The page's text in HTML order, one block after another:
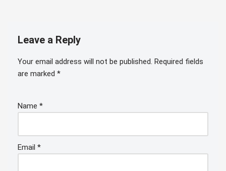
Leave a Reply
Your email address will not be published. Required fields
are marked *
Name *
Email *